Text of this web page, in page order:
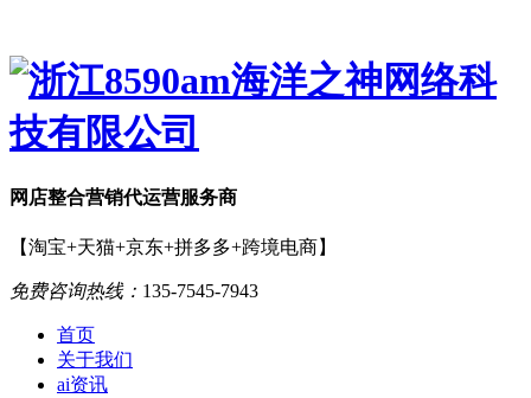
网店整合营销代运营服务商
【淘宝+天猫+京东+拼多多+跨境电商】
免费咨询热线： 135-7545-7943
首页
关于我们
ai资讯